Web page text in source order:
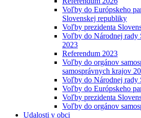
Voľby do Európskeho
Slovenskej republiky
Voľby prezidenta
Voľby do Národnej rady
2023
Referendum 2023
Voľby do orgánov
samosprávnych krajov
Voľby do Národnej rady
Voľby do Európskeho
Voľby prezidenta
Voľby do orgánov
Udalosti v obci